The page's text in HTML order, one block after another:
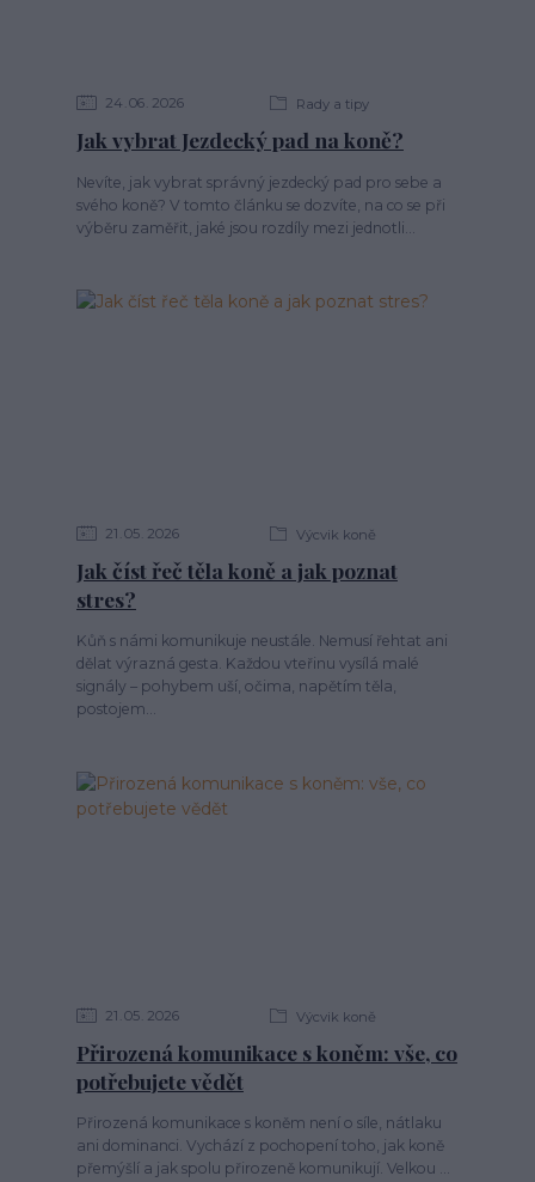
24 06 2026 Rady a tipy
Jak vybrat Jezdecký pad na koně?
Nevíte, jak vybrat správný jezdecký pad pro sebe a
svého koně? V tomto článku se dozvíte, na co se při
výběru zaměřit, jaké jsou rozdíly mezi jednotli...
21 05 2026 Výcvik koně
Jak číst řeč těla koně a jak poznat
stres?
Kůň s námi komunikuje neustále. Nemusí řehtat ani
dělat výrazná gesta. Každou vteřinu vysílá malé
signály – pohybem uší, očima, napětím těla,
postojem...
21 05 2026 Výcvik koně
Přirozená komunikace s koněm: vše, co
potřebujete vědět
Přirozená komunikace s koněm není o síle, nátlaku
ani dominanci. Vychází z pochopení toho, jak koně
přemýšlí a jak spolu přirozeně komunikují. Velkou ...